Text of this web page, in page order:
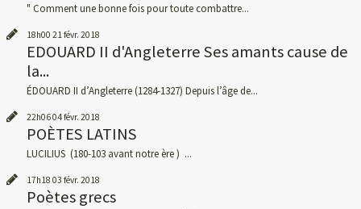
" Comment une bonne fois pour toute combattre...
18h00 21févr. 2018
EDOUARD II d'Angleterre Ses amants cause de
la...
ÉDOUARD II d’Angleterre (1284-1327) Depuis l’âge de...
22h0604févr. 2018
POÈTES LATINS
LUCILIUS (180-103 avant notre ère ) ...
17h18 03 févr. 2018
Poètes grecs